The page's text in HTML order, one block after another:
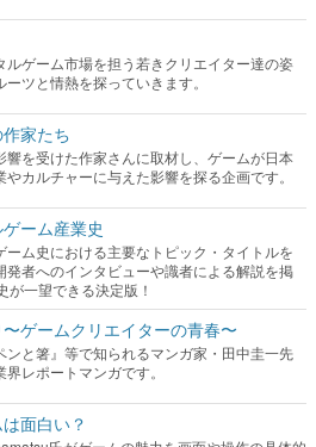
ルゲーム市場を担う若きクリエイター達の姿
ツと情熱を探っていきます。
家たち
響を受けた作家さんに取材し、ゲームが日本
カルチャーに与えた影響を探る企画です。
ーム産業史
ーム史における主要なトピック・タイトルを
発者へのインタビューや識者による解説を掲
が一望できる決定版！
ゲームクリエイターの青春〜
ンと箸』等で知られるマンガ家・田中圭一先
レポートマンガです。
面白い？